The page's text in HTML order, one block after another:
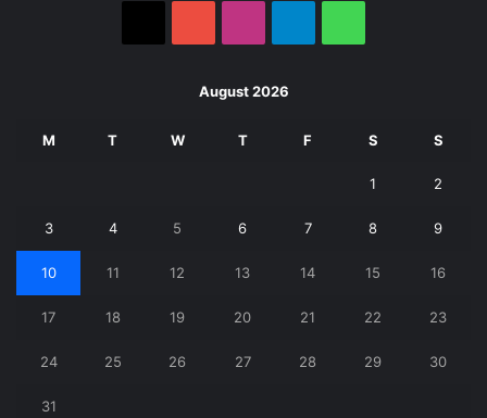
August 2026
M T W T F S S
1 2
3 4 5 6 7 8 9
10 11 12 13 14 15 16
17 18 19 20 21 22 23
24 25 26 27 28 29 30
31